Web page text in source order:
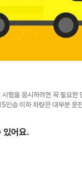
험을 응시하려면 꼭 필요한
인승 이하 차량은 대부분 운
있어요.